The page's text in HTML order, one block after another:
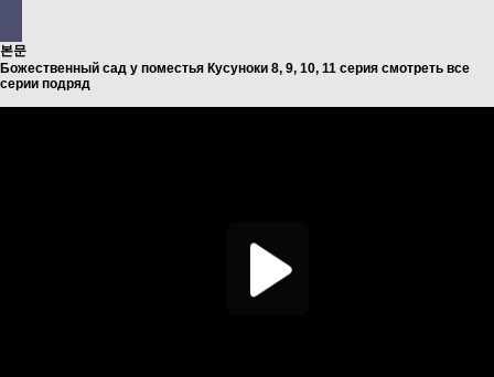
본문
Божественный сад у поместья Кусуноки 8, 9, 10, 11 серия смотреть все
серии подряд